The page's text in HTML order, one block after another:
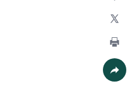
加入好
列印